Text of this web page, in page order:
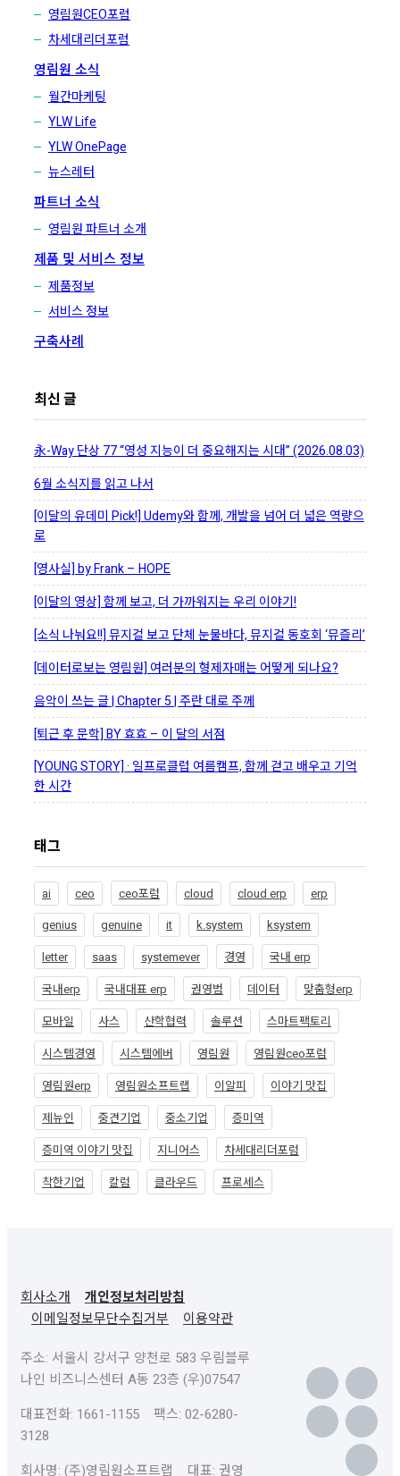
영림원CEO포럼
차세대리더포럼
영림원 소식
월간마케팅
YLW Life
YLW OnePage
뉴스레터
파트너 소식
영림원 파트너 소개
제품 및 서비스 정보
제품정보
서비스 정보
구축사례
최신 글
永-Way 단상 77 “영성 지능이 더 중요해지는 시대” (2026.08.03)
6월 소식지를 읽고 나서
[이달의 유데미 Pick!] Udemy와 함께, 개발을 넘어 더 넓은 역량으
로
[영사실] by Frank – HOPE
[이달의 영상] 함께 보고, 더 가까워지는 우리 이야기!
[소식 나눠요!!] 뮤지컬 보고 단체 눈물바다, 뮤지컬 동호회 ‘뮤즐리’
[데이터로보는 영림원] 여러분의 형제자매는 어떻게 되나요?
음악이 쓰는 글 | Chapter 5 | 주란 대로 주께
[퇴근 후 문학] BY 효효 – 이 달의 서점
[YOUNG STORY] · 일프로클럽 여름캠프, 함께 걷고 배우고 기억
한 시간
태그
ai ceo ceo포럼 cloud cloud erp
erp
genius
genuine it k.system
ksystem
letter
saas systemever 경영
국내 erp
국내erp
국내대표 erp 권영범 데이터
맞춤형erp
모바일
사스 산학협력 솔루션
스마트팩토리
시스템경영
시스템에버 영림원
영림원ceo포럼
영림원erp
영림원소프트랩 이알피
이야기 맛집
제뉴인
중견기업 중소기업
증미역
증미역 이야기 맛집
지니어스
차세대리더포럼
착한기업
칼럼 클라우드 프로세스
회사소개
개인정보처리방침
이메일정보무단수집거부
이용약관
주소: 서울시 강서구 양천로 583 우림블루
나인 비즈니스센터 A동 23층 (우)07547
대표전화: 1661-1155 팩스: 02-6280-
3128
회사명: (주)영림원소프트랩 대표: 권영